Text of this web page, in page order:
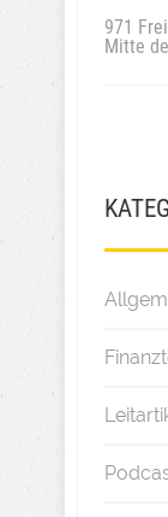
971
Mitte